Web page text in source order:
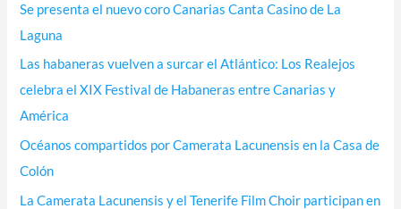
Se presenta el nuevo coro Canarias Canta Casino de La
Laguna
Las habaneras vuelven a surcar el Atlántico: Los Realejos
celebra el XIX Festival de Habaneras entre Canarias y
América
Océanos compartidos por Camerata Lacunensis en la Casa de
Colón
La Camerata Lacunensis y el Tenerife Film Choir participan en